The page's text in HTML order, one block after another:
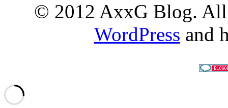
© 2012 AxxG Blog. All
WordPress and